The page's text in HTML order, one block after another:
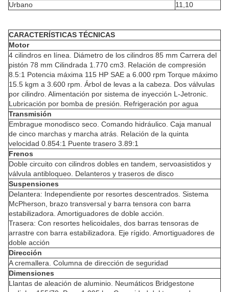
Urbano
11,10
CARACTERÍSTICAS TÉCNICAS
Motor
4 cilindros en línea. Diámetro de los cilindros 85 mm Carrera del
pistón 78 mm Cilindrada 1.770 cm3. Relación de compresión
8.5:1 Potencia máxima 115 HP SAE a 6.000 rpm Torque máximo
15.5 kgm a 3.600 rpm. Árbol de levas a la cabeza. Dos válvulas
por cilindro. Alimentación por sistema de inyección L-Jetronic.
Lubricación por bomba de presión. Refrigeración por agua
Transmisión
Embrague monodisco seco. Comando hidráulico. Caja manual
de cinco marchas y marcha atrás. Relación de la quinta
velocidad 0.854:1 Puente trasero 3.89:1
Frenos
Doble circuito con cilindros dobles en tandem, servoasistidos y
válvula antibloqueo. Delanteros y traseros de disco
Suspensiones
Delantera: Independiente por resortes descentrados. Sistema
McPherson, brazo transversal y barra tensora con barra
estabilizadora. Amortiguadores de doble acción.
Trasera: Con resortes helicoidales, dos barras tensoras de
arrastre con barra estabilizadora. Eje rígido. Amortiguadores de
doble acción
Dirección
A cremallera. Columna de dirección de seguridad
Dimensiones
Llantas de aleación de aluminio. Neumáticos Bridgestone